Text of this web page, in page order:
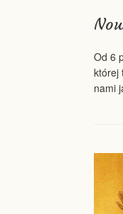
Od 6
której
nami